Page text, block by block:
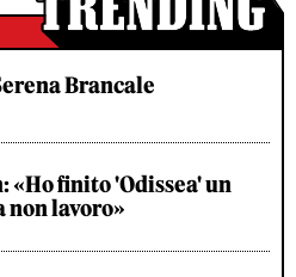
Brancale
«Ho finito 'Odissea' un
non lavoro»